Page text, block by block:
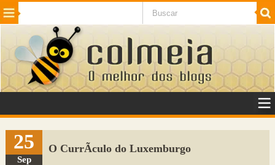
Beleza Cinema e TV
Internet Jogos NotÃ­cias SaÃºde
VeÃ­culos Adulto
Sugerir Link
Adicionar Blog
25
Sep
O CurrÃ­culo do Luxemburgo